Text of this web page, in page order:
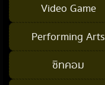
Video Game
Performing Arts
ซิทคอม